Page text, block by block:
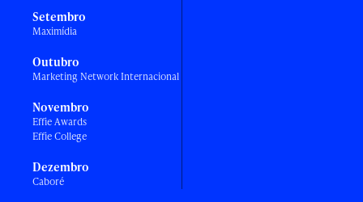
Setembro
Maximídia
Outubro
Marketing Network Internacional
Novembro
Effie Awards
Effie College
Dezembro
Caboré